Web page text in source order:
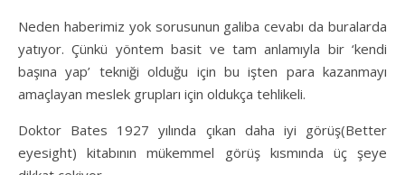
Neden haberimiz yok sorusunun galiba cevabı da buralarda
yatıyor. Çünkü yöntem basit ve tam anlamıyla bir ‘kendi
başına yap’ tekniği olduğu için bu işten para kazanmayı
amaçlayan meslek grupları için oldukça tehlikeli.
Doktor Bates 1927 yılında çıkan daha iyi görüş(Better
eyesight) kitabının mükemmel görüş kısmında üç şeye